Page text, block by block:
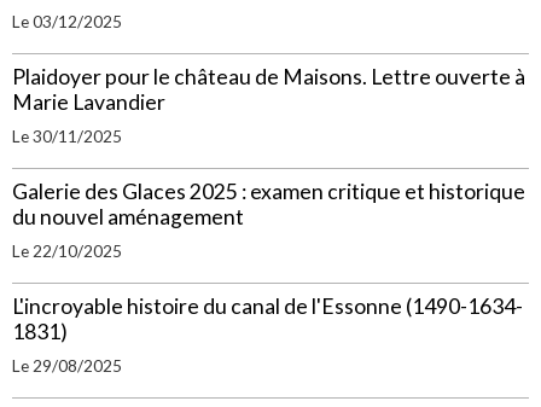
Le 03/12/2025
Plaidoyer pour le château de Maisons. Lettre ouverte à
Marie Lavandier
Le 30/11/2025
Galerie des Glaces 2025 : examen critique et historique
du nouvel aménagement
Le 22/10/2025
L'incroyable histoire du canal de l'Essonne (1490-1634-
1831)
Le 29/08/2025